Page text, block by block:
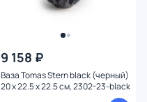
9 158 ₽
Ваза Tomas Stern black (черный)
20 x 22.5 x 22.5 см, 2302-23-black